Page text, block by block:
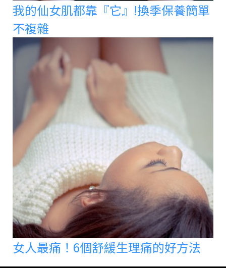
我的仙女肌都靠『它』!換季保養簡單
不複雜
女人最痛！6個舒緩生理痛的好方法